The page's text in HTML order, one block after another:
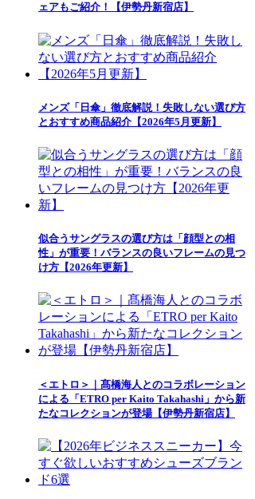
ェアもご紹介！【伊勢丹新宿店】
メンズ「日傘」徹底解説！失敗しない選び方
とおすすめ商品紹介【2026年5月更新】
似合うサングラスの選び方は「顔型との相
性」が重要！バランスの良いフレームの見つ
け方【2026年更新】
＜エトロ＞｜髙橋海人とのコラボレーション
による「ETRO per Kaito Takahashi」から新
たなコレクションが登場【伊勢丹新宿店】